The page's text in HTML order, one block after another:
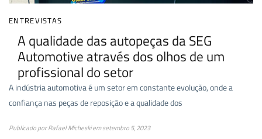
ENTREVISTAS
A qualidade das autopeças da SEG
Automotive através dos olhos de um
profissional do setor
A indústria automotiva é um setor em constante evolução, onde a
confiança nas peças de reposição e a qualidade dos
Publicado porRafael Micheskiemsetembro 5, 2023